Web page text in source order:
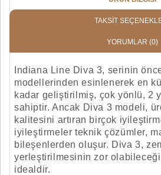
TAKSIT
YORUMLAR (0)
Indiana Line Diva 3, serinin
modellerinden esinlenerek en
kadar geliştirilmiş, çok yönlü, 2
sahiptir. Ancak Diva 3 modeli,
kalitesini artıran birçok
iyileştirmeler teknik çözümler,
bileşenlerden oluşur. Diva 3,
yerleştirilmesinin zor
idealdir.